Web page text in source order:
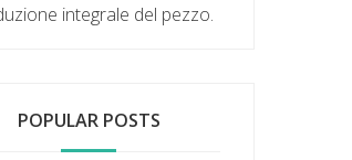
integrale del pezzo.
POPULAR POSTS